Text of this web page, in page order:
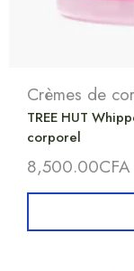
Crèmes de
TREE HUT
corporel
8,500.00CFA